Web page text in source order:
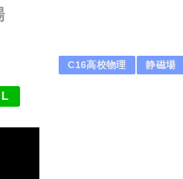
C16高校物理 静磁場
L